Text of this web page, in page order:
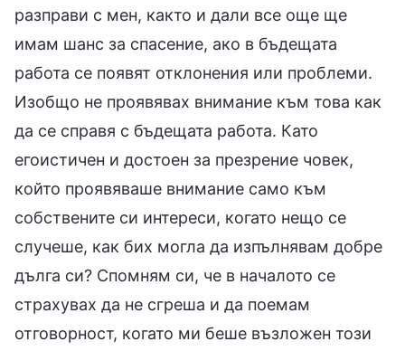
разправи с мен, както и дали все още ще
имам шанс за спасение, ако в бъдещата
работа се появят отклонения или проблеми.
Изобщо не проявявах внимание към това как
да се справя с бъдещата работа. Като
егоистичен и достоен за презрение човек,
който проявяваше внимание само към
собствените си интереси, когато нещо се
случеше, как бих могла да изпълнявам добре
дълга си? Спомням си, че в началото се
страхувах да не сгреша и да поемам
отговорност, когато ми беше възложен този